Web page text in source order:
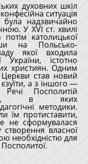
духовних шкіл
ситуація
була надзвичайно
У XVI ст. хвилі
потім католицької
на Польсько-
якої входила
України, істотно
християн. Одним
Церкви став новий
єзуїти, а з іншого —
Посполитій
в яких
методики.
їм протиставити,
не сформувалася
створення власної
необхідністю для